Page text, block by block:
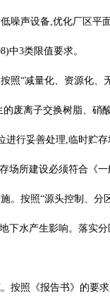
噪声设备,优化厂区平
中3类限值要求。
照“减量化、资源化
废离子交换树脂、
行妥善处理,临时贮
场所建设必须符合《
。按照“源头控制、
下水产生影响。落实
按照《报告书》的要